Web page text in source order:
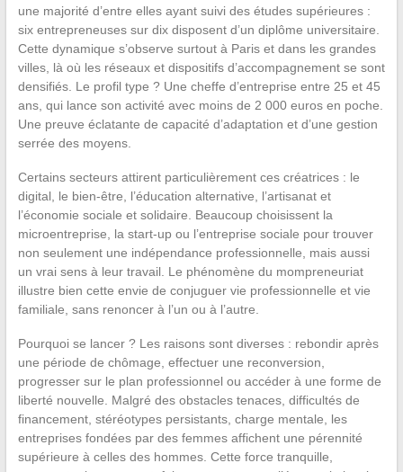
une majorité d’entre elles ayant suivi des études supérieures :
six entrepreneuses sur dix disposent d’un diplôme universitaire.
Cette dynamique s’observe surtout à Paris et dans les grandes
villes, là où les réseaux et dispositifs d’accompagnement se sont
densifiés. Le profil type ? Une cheffe d’entreprise entre 25 et 45
ans, qui lance son activité avec moins de 2 000 euros en poche.
Une preuve éclatante de capacité d’adaptation et d’une gestion
serrée des moyens.
Certains secteurs attirent particulièrement ces créatrices : le
digital, le bien-être, l’éducation alternative, l’artisanat et
l’économie sociale et solidaire. Beaucoup choisissent la
microentreprise, la start-up ou l’entreprise sociale pour trouver
non seulement une indépendance professionnelle, mais aussi
un vrai sens à leur travail. Le phénomène du mompreneuriat
illustre bien cette envie de conjuguer vie professionnelle et vie
familiale, sans renoncer à l’un ou à l’autre.
Pourquoi se lancer ? Les raisons sont diverses : rebondir après
une période de chômage, effectuer une reconversion,
progresser sur le plan professionnel ou accéder à une forme de
liberté nouvelle. Malgré des obstacles tenaces, difficultés de
financement, stéréotypes persistants, charge mentale, les
entreprises fondées par des femmes affichent une pérennité
supérieure à celles des hommes. Cette force tranquille,